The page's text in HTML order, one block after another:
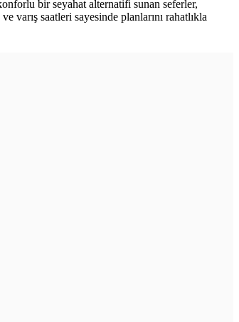
bir seyahat alternatifi sunan seferler,
varış saatleri sayesinde planlarını rahatlıkla